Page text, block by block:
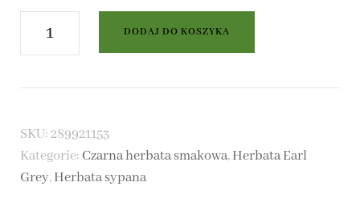
ilość
Lady
Grey
czarna
herbata
DODAJ DO KOSZYKA
SKU:289921153
Kategorie: Czarna herbata smakowa,Herbata Earl
Grey,Herbata sypana